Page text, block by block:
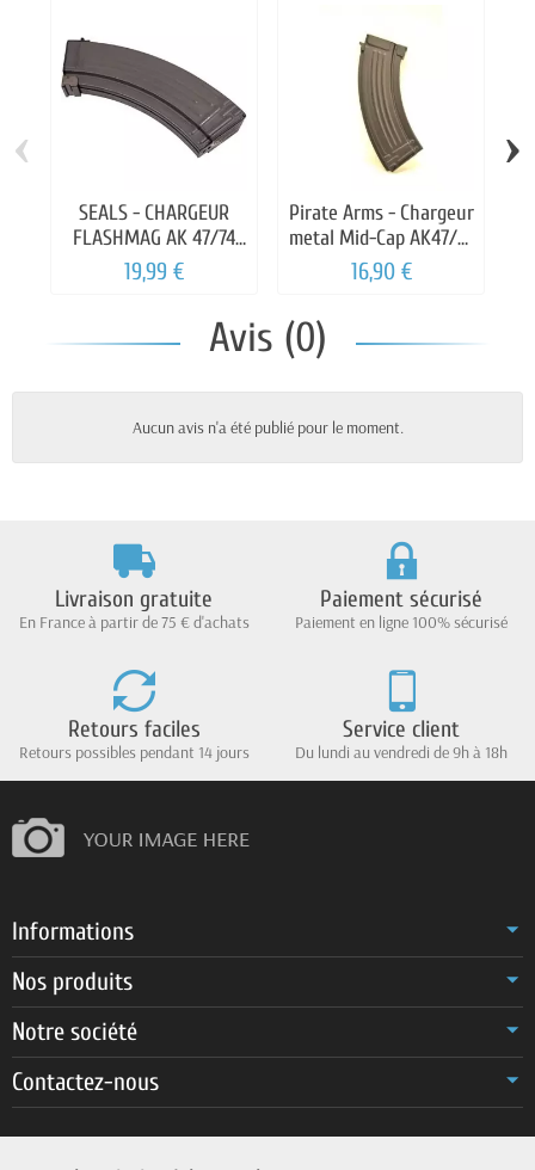
SEALS - CHARGEUR
FLASHMAG AK 47/74
520 billes
19,99 €
Pirate Arms - Chargeur
metal Mid-Cap AK47/74
150 billes
16,90 €
‹ ›
Avis (0)
Aucun avis n'a été publié pour le moment.
Livraison gratuite
En France à partir de 75 € d'achats
Paiement sécurisé
Paiement en ligne 100% sécurisé
Retours faciles
Retours possibles pendant 14 jours
Service client
Du lundi au vendredi de 9h à 18h
Informations
Nos produits
Notre société
Contactez-nous